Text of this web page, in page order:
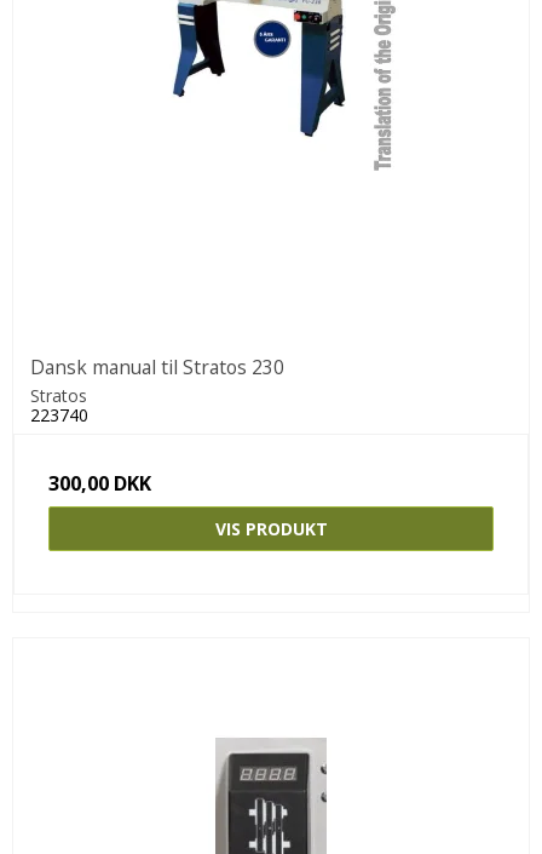
Dansk manual til Stratos 230
Stratos
223740
300,00 DKK
VIS PRODUKT